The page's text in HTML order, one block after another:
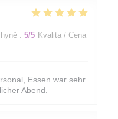
: 5/5 Kvalita / Cena
Essen war sehr
Abend.